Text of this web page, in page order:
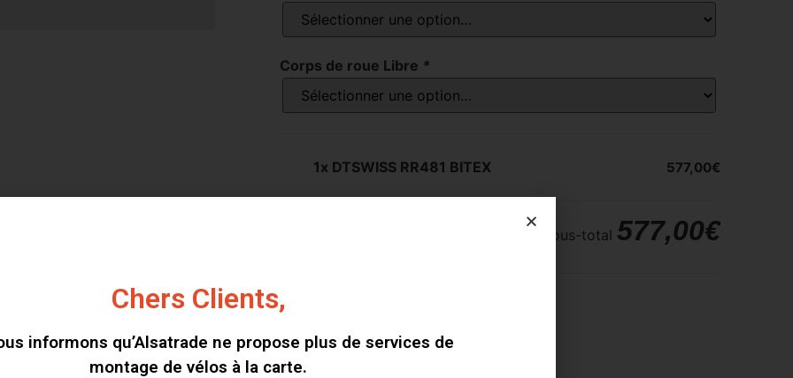
Corps de roue Libre *
1x DTSWISS RR481 BITEX 577,00€
Sous-total 577,00€
ADD TO CART
Chers Clients,
informons qu’Alsatrade ne propose plus de services de
montage de vélos à la carte.